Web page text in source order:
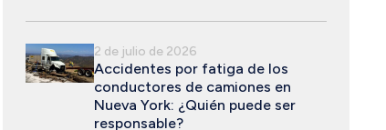
2 de julio de 2026
Accidentes por fatiga de los
conductores de camiones en
Nueva York: ¿Quién puede ser
responsable?